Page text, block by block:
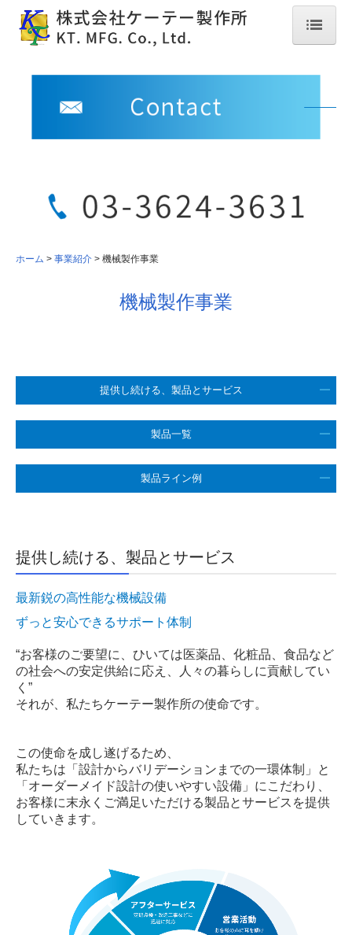
品質向上への取り組み
沿革
ケーテー製作所のあゆみ
社内イベント情報
製品一覧
ラインエンジニアリング事業
再生医療自動化事業
採用情報
新卒採用
プライバシーポリシー
贈答品/年賀状のやりとりに関して
CSR
ホーム 事業紹介 機械製作事業
機械製作事業
提供し続ける、製品とサービス ━
製品一覧 ━
製品ライン例 ━
提供し続ける、製品とサービス
最新鋭の高性能な機械設備
ずっと安心できるサポート体制
“お客様のご要望に、ひいては医薬品、化粧品、食品など
の社会への安定供給に応え、人々の暮らしに貢献してい
く”
それが、私たちケーテー製作所の使命です。
この使命を成し遂げるため、
私たちは「設計からバリデーションまでの一環体制」と
「オーダーメイド設計の使いやすい設備」にこだわり、
お客様に末永くご満足いただける製品とサービスを提供
していきます。